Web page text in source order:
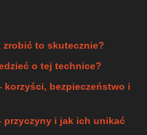
zrobić to skutecznie?
o tej technice?
korzyści, bezpieczeństwo i
przyczyny i jak ich unikać